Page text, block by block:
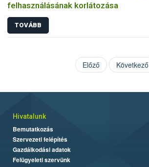
felhasználásának korlátozása
TOVÁBB
Előző Következő
Hivatalunk
Bemutatkozás
Szervezeti felépítés
Gazdálkodási adatok
Felügyeleti szervünk